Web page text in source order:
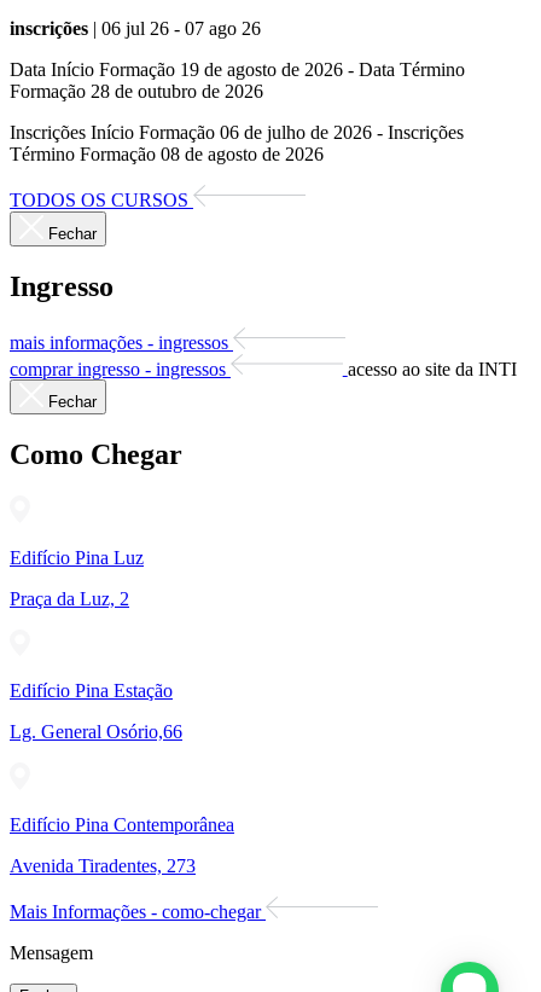
inscrições | 06 jul 26 - 07 ago 26
Data Início Formação 19 de agosto de 2026 - Data Término
Formação 28 de outubro de 2026
Inscrições Início Formação 06 de julho de 2026 - Inscrições
Término Formação 08 de agosto de 2026
TODOS OS CURSOS
Fechar
Ingresso
mais informações - ingressos
comprar ingresso - ingressos
acesso ao site da INTI
Fechar
Como Chegar
Edifício Pina Luz
Praça da Luz, 2
Edifício Pina Estação
Lg. General Osório,66
Edifício Pina Contemporânea
Avenida Tiradentes, 273
Mais Informações - como-chegar
Mensagem